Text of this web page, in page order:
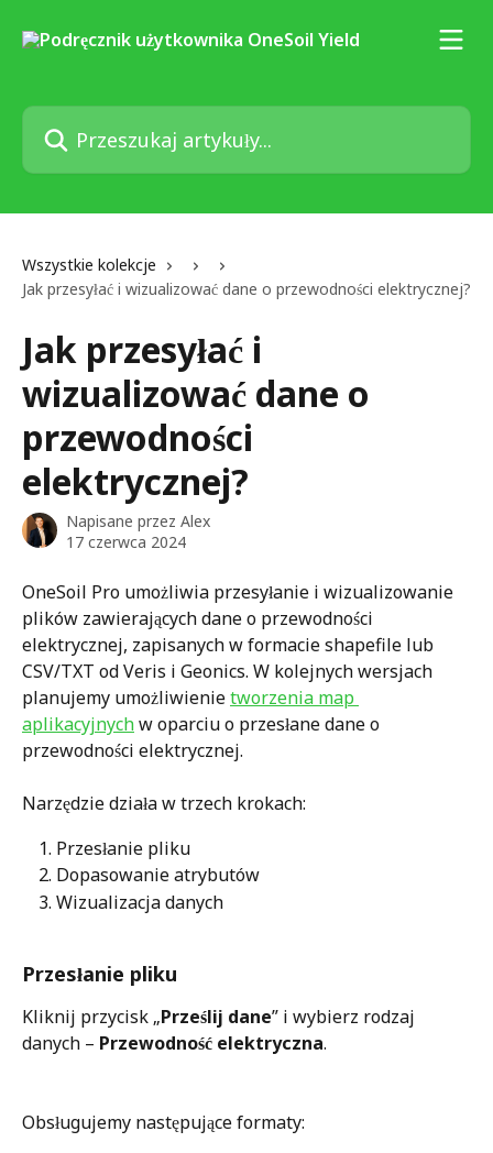
Przeszukaj artykuły...
Wszystkie kolekcje
Jak przesyłać i wizualizować dane o przewodności elektrycznej?
Jak przesyłać i
wizualizować dane o
przewodności
elektrycznej?
Napisane przez Alex
17 czerwca 2024
OneSoil Pro umożliwia przesyłanie i wizualizowanie
plików zawierających dane o przewodności
elektrycznej, zapisanych w formacie shapefile lub
CSV/TXT od Veris i Geonics. W kolejnych wersjach
planujemy umożliwienie tworzenia map
aplikacyjnych w oparciu o przesłane dane o
przewodności elektrycznej.
Narzędzie działa w trzech krokach:
Przesłanie pliku
Dopasowanie atrybutów
Wizualizacja danych
Przesłanie pliku
Kliknij przycisk „Prześlij dane” i wybierz rodzaj
danych – Przewodność elektryczna.
Obsługujemy następujące formaty: